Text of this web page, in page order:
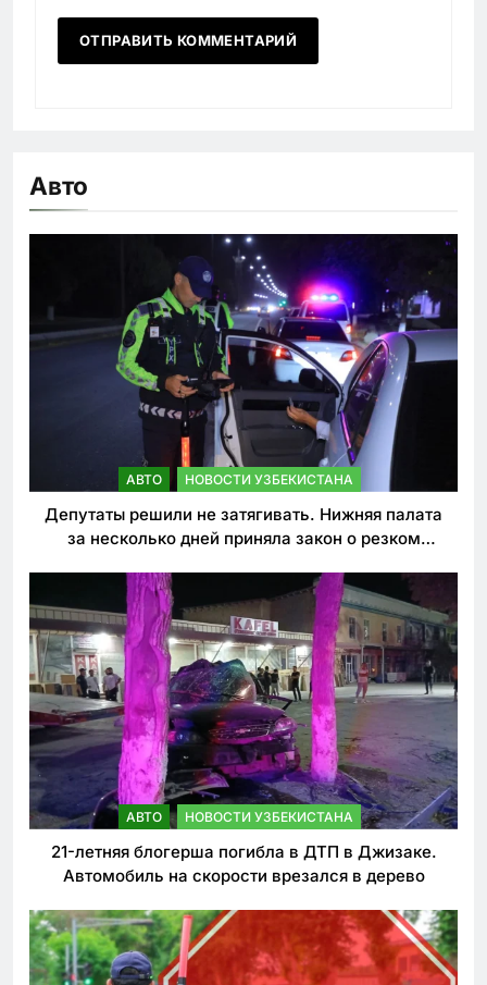
Авто
АВТО НОВОСТИ УЗБЕКИСТАНА
Депутаты решили не затягивать. Нижняя палата
за несколько дней приняла закон о резком
АВТО НОВОСТИ УЗБЕКИСТАНА
21-летняя блогерша погибла в ДТП в Джизаке.
Автомобиль на скорости врезался в дерево